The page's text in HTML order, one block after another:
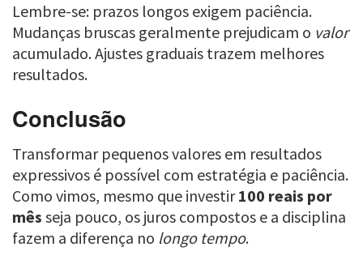
Lembre-se: prazos longos exigem paciência.
Mudanças bruscas geralmente prejudicam o valor
acumulado. Ajustes graduais trazem melhores
resultados.
Conclusão
Transformar pequenos valores em resultados
expressivos é possível com estratégia e paciência.
Como vimos, mesmo que investir100 reais por
mês seja pouco, os juros compostos e a disciplina
fazem a diferença no longo tempo.